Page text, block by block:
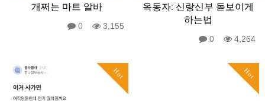
개쩌는 마트 알바
0 3,155
옥동자: 신랑신부 돋보이게
하는법
0 4,264
Hot Hot